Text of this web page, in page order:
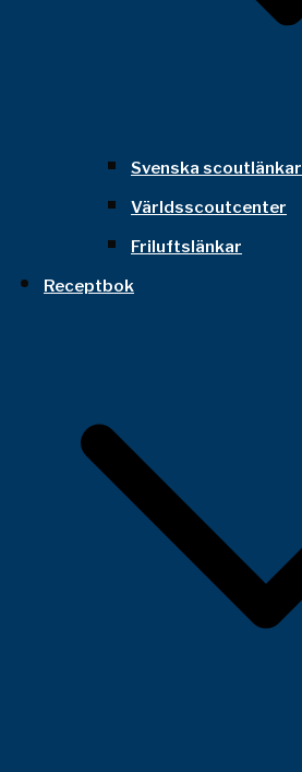
Svenska scoutlänkar
Världsscoutcenter
Friluftslänkar
Receptbok